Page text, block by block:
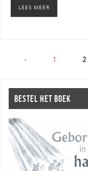
LEES MEER
‹ 1 2
BESTEL HET BOEK